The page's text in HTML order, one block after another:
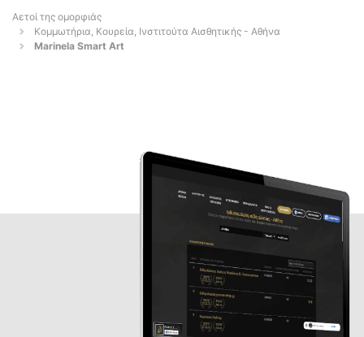
Αετοί της ομορφιάς
Κομμωτήρια, Κουρεία, Ινστιτούτα Αισθητικής - Αθήνα
Marinela Smart Art